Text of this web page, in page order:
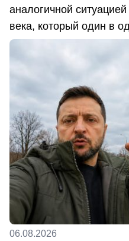
аналогичной
века, который один в
06.08.2026